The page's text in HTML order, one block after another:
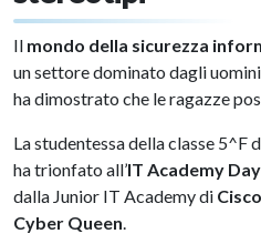
Il mondo della sicurezza
un settore dominato dagli
ha dimostrato che le ragazze
La studentessa della classe 5^F
ha trionfato all’IT Academy
dalla Junior IT Academy di Cisco
Cyber Queen.